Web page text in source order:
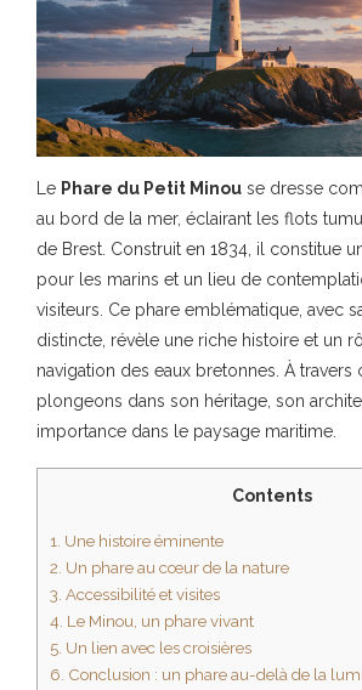
Le Phare du Petit Minou se dresse
au bord de la mer, éclairant les flots
de Brest. Construit en 1834, il constitue
pour les marins et un lieu de
visiteurs. Ce phare emblématique, avec
distincte, révèle une riche histoire et un
navigation des eaux bretonnes. À travers
plongeons dans son héritage, son
importance dans le paysage maritime.
Contents
1. Une histoire éminente
2. Un phare au cœur de la nature
3. Accessibilité et visites
4. Le Minou, un phare vivant
5. Un lien avec les croisières
6. Conclusion : un phare au-delà de la